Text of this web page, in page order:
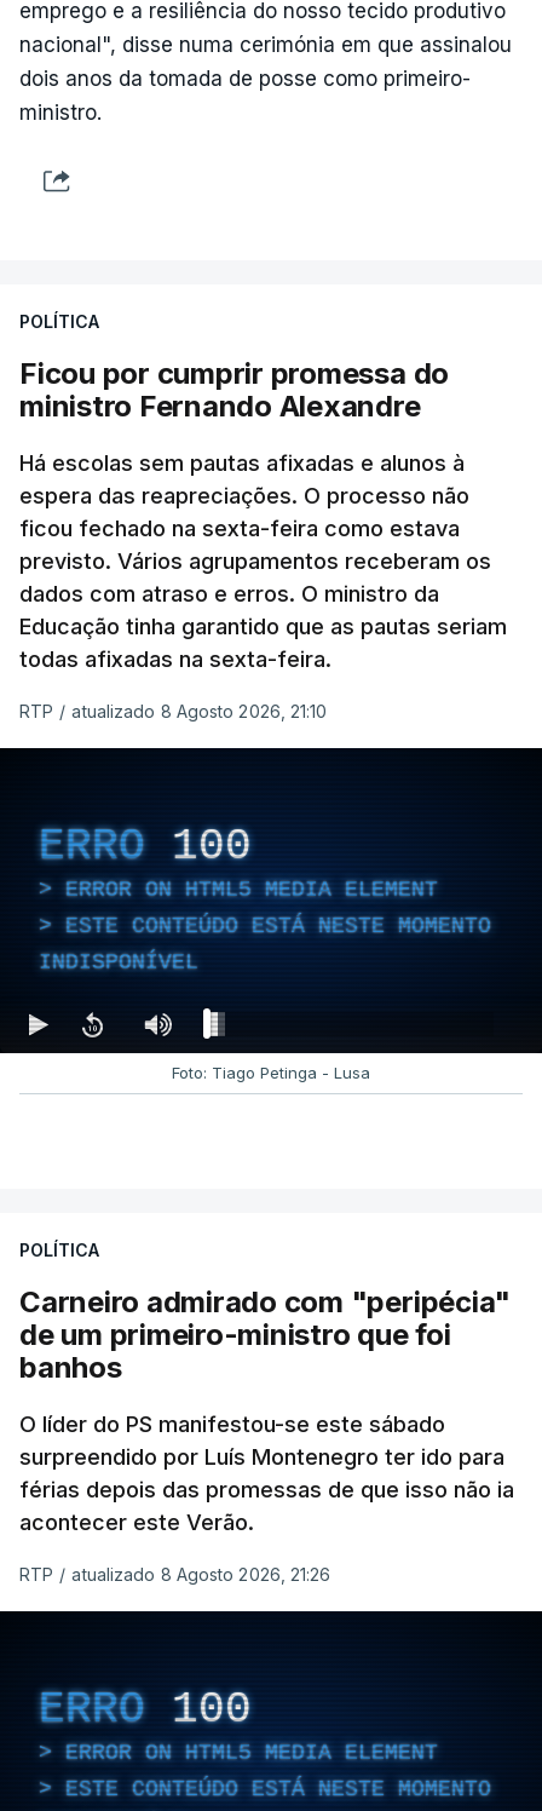
emprego e a resiliência do nosso tecido produtivo
nacional", disse numa cerimónia em que assinalou
dois anos da tomada de posse como primeiro-
ministro.
POLÍTICA
Ficou por cumprir promessa do
ministro Fernando Alexandre
Há escolas sem pautas afixadas e alunos à
espera das reapreciações. O processo não
ficou fechado na sexta-feira como estava
previsto. Vários agrupamentos receberam os
dados com atraso e erros. O ministro da
Educação tinha garantido que as pautas seriam
todas afixadas na sexta-feira.
RTP / atualizado 8 Agosto 2026, 21:10
ERRO 100
ERROR ON HTML5 MEDIA ELEMENT
ESTE CONTEÚDO ESTÁ NESTE MOMENTO
INDISPONÍVEL
Foto: Tiago Petinga - Lusa
POLÍTICA
Carneiro admirado com "peripécia"
de um primeiro-ministro que foi
banhos
O líder do PS manifestou-se este sábado
surpreendido por Luís Montenegro ter ido para
férias depois das promessas de que isso não ia
acontecer este Verão.
RTP / atualizado 8 Agosto 2026, 21:26
ERRO 100
ERROR ON HTML5 MEDIA ELEMENT
ESTE CONTEÚDO ESTÁ NESTE MOMENTO